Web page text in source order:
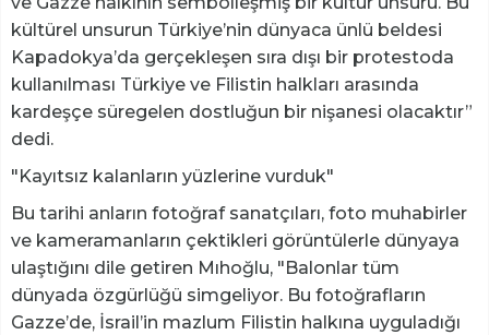
kültürel unsurun Türkiye’nin dünyaca ünlü beldesi
Kapadokya’da gerçekleşen sıra dışı bir protestoda
kullanılması Türkiye ve Filistin halkları arasında
kardeşçe süregelen dostluğun bir nişanesi olacaktır”
dedi.
"Kayıtsız kalanların yüzlerine vurduk"
Bu tarihi anların fotoğraf sanatçıları, foto muhabirler
ve kameramanların çektikleri görüntülerle dünyaya
ulaştığını dile getiren Mıhoğlu, "Balonlar tüm
dünyada özgürlüğü simgeliyor. Bu fotoğrafların
Gazze’de, İsrail’in mazlum Filistin halkına uyguladığı